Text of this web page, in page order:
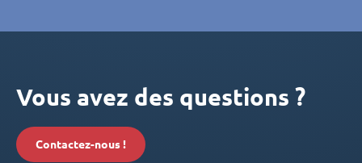
Vous avez des questions ?
Contactez-nous !